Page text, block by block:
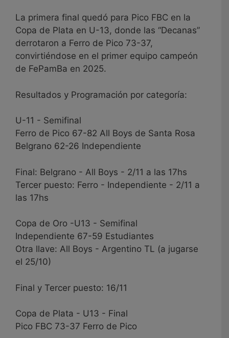
La primera final quedó para Pico FBC en la
Copa de Plata en U-13, donde las “Decanas”
derrotaron a Ferro de Pico 73-37,
convirtiéndose en el primer equipo campeón
de FePamBa en 2025.
Resultados y Programación por categoría:
U-11 - Semifinal
Ferro de Pico 67-82 All Boys de Santa Rosa
Belgrano 62-26 Independiente
Final: Belgrano - All Boys - 2/11 a las 17hs
Tercer puesto: Ferro - Independiente - 2/11 a
las 17hs
Copa de Oro -U13 - Semifinal
Independiente 67-59 Estudiantes
Otra llave: All Boys - Argentino TL (a jugarse
el 25/10)
Final y Tercer puesto: 16/11
Copa de Plata - U13 - Final
Pico FBC 73-37 Ferro de Pico